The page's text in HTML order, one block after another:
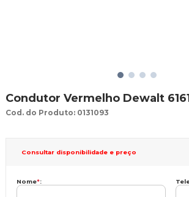
Condutor Vermelho Dewalt
Cod. do Produto: 0131093
Consultar disponibilidade e preço
Nome*: